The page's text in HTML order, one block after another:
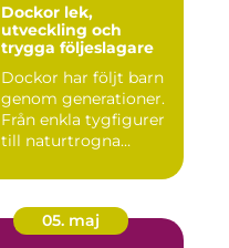
Dockor lek,
utveckling och
trygga följeslagare
Dockor har följt barn
genom generationer.
Från enkla tygfigurer
till naturtrogna
05. maj